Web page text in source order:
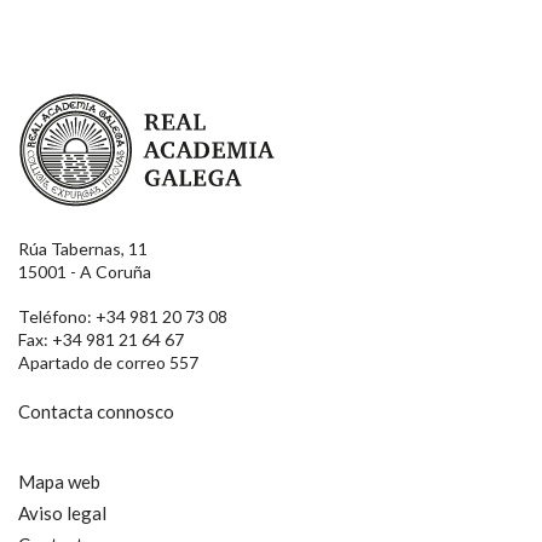
Real Academia Galega
Rúa Tabernas, 11
15001 - A Coruña
Teléfono: +34 981 20 73 08
Fax: +34 981 21 64 67
Apartado de correo 557
Contacta connosco
Mapa web
Aviso legal